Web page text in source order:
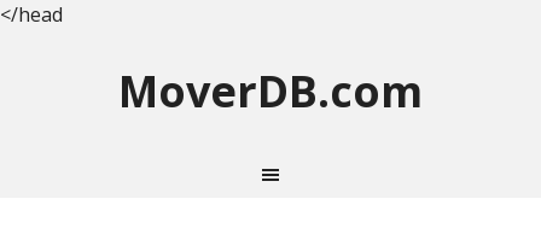
</head
MoverDB.com